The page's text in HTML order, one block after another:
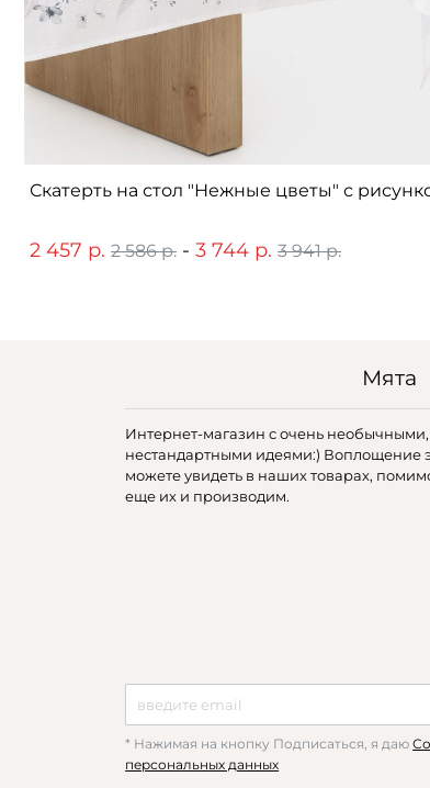
Скатерть на стол "Нежные цветы" с
2 457 р. 2 586 р. -3 744 р. 3 941 р.
Мята
Интернет-магазин с очень
нестандартными идеями:) Воплощение
можете увидеть в наших товарах,
еще их и производим.
* Нажимая на кнопку Подписаться, я даю
персональных данных